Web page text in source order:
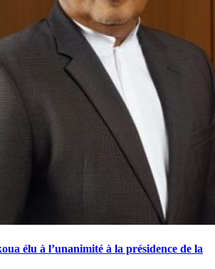
élu à l’unanimité à la présidence de la